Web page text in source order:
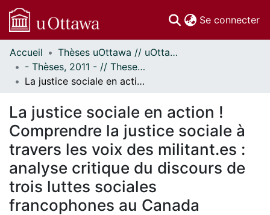
Se connecter
Communautés
et collections
Parcourir
À propos
Accueil
Thèses uOttawa // uOttawa Theses
- Thèses, 2011 - // Theses, 2011 -
La justice sociale en action ! Comprendre la justice sociale à travers les voix des militant.es : analyse critique du discours de trois luttes sociales francophones au Canada
La justice sociale en action !
Comprendre la justice sociale à
travers les voix des militant.es :
analyse critique du discours de
trois luttes sociales
francophones au Canada